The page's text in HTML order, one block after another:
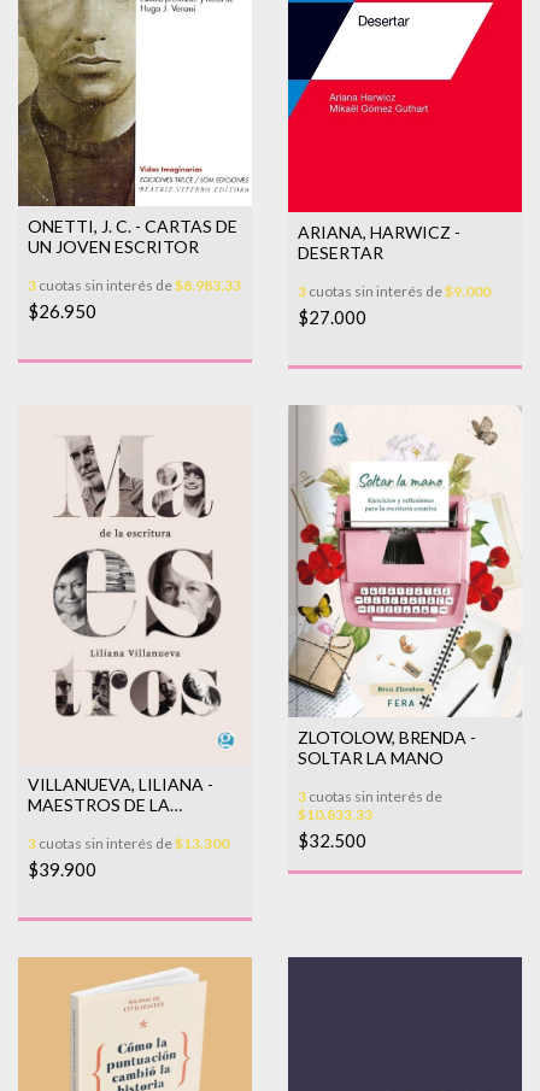
ONETTI, J. C. - CARTAS DE
UN JOVEN ESCRITOR
3 cuotas sin interés de$8.983,33
$26.950
ARIANA, HARWICZ -
DESERTAR
3 cuotas sin interés de$9.000
$27.000
VILLANUEVA, LILIANA -
MAESTROS DE LA
3 cuotas sin interés de$13.300
$39.900
ZLOTOLOW, BRENDA -
SOLTAR LA MANO
3 cuotas sin interés de
$10.833,33
$32.500